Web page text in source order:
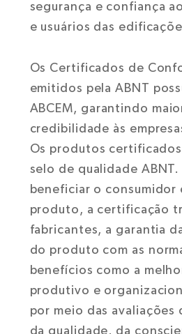
segurança e confiança
e usuários das
Os Certificados de
emitidos pela ABNT
ABCEM, garantindo
credibilidade às
Os produtos
selo de qualidade
beneficiar o consumidor
produto, a certificação
fabricantes, a garantia
do produto com as
benefícios como a
produtivo e
por meio das avaliações
da qualidade, da